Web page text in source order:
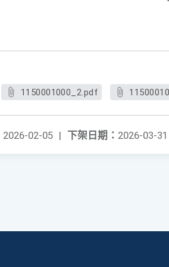
1150001000_2.pdf
下架日期： 2026-03-31
2026-02-05 |